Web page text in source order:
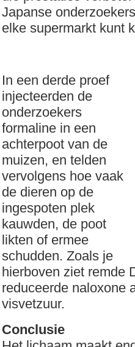
In een derde proef
injecteerden de
onderzoekers
formaline in een
achterpoot van de
muizen, en telden
vervolgens hoe vaak
de dieren op de
ingespoten plek
kauwden, de poot
likten of ermee
schudden. Zoals je
hierboven ziet remde
reduceerde naloxone
visvetzuur.
Conclusie